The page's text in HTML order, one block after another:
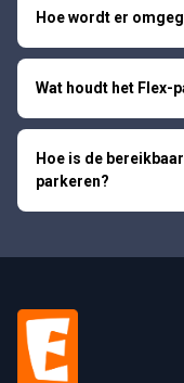
Hoe wordt er
Wat houdt het Flex-
Hoe is de
parkeren?